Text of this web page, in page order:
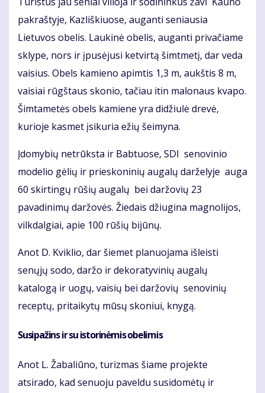
pakraštyje, Kazliškiuose, auganti seniausia
Lietuvos obelis. Laukinė obelis, auganti privačiame
sklype, nors ir įpusėjusi ketvirtą šimtmetį, dar veda
vaisius. Obels kamieno apimtis 1,3 m, aukštis 8 m,
vaisiai rūgštaus skonio, tačiau itin malonaus kvapo.
Šimtametės obels kamiene yra didžiulė drevė,
kurioje kasmet įsikuria ežių šeimyna.
Įdomybių netrūksta ir Babtuose, SDI senovinio
modelio gėlių ir prieskoninių augalų darželyje auga
60 skirtingų rūšių augalų bei daržovių 23
pavadinimų daržovės. Žiedais džiugina magnolijos,
vilkdalgiai, apie 100 rūšių bijūnų.
Anot D. Kviklio, dar šiemet planuojama išleisti
senųjų sodo, daržo ir dekoratyvinių augalų
katalogą ir uogų, vaisių bei daržovių senovinių
receptų, pritaikytų mūsų skoniui, knygą.
Susipažins ir su istorinėmis obelimis
Anot L. Žabaliūno, turizmas šiame projekte
atsirado, kad senuoju paveldu susidomėtų ir